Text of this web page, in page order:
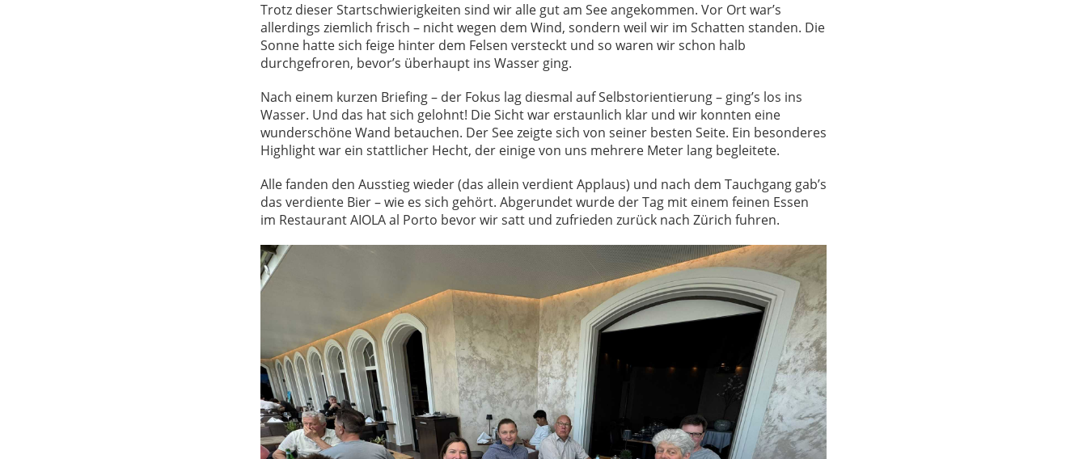
Trotz dieser Startschwierigkeiten sind wir alle gut am See angekommen. Vor Ort war’s
allerdings ziemlich frisch – nicht wegen dem Wind, sondern weil wir im Schatten standen. Die
Sonne hatte sich feige hinter dem Felsen versteckt und so waren wir schon halb
durchgefroren, bevor’s überhaupt ins Wasser ging.
Nach einem kurzen Briefing – der Fokus lag diesmal auf Selbstorientierung – ging’s los ins
Wasser. Und das hat sich gelohnt! Die Sicht war erstaunlich klar und wir konnten eine
wunderschöne Wand betauchen. Der See zeigte sich von seiner besten Seite. Ein besonderes
Highlight war ein stattlicher Hecht, der einige von uns mehrere Meter lang begleitete.
Alle fanden den Ausstieg wieder (das allein verdient Applaus) und nach dem Tauchgang gab’s
das verdiente Bier – wie es sich gehört. Abgerundet wurde der Tag mit einem feinen Essen
im Restaurant AIOLA al Porto bevor wir satt und zufrieden zurück nach Zürich fuhren.